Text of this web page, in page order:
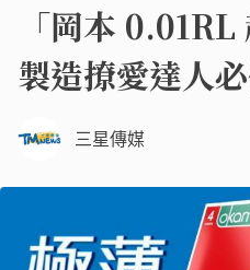
「岡本
製造撩愛達人
三星傳媒